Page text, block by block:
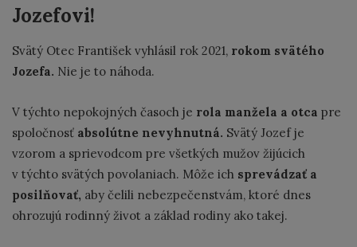
Jozefovi!
Svätý Otec František vyhlásil rok 2021, rokom svätého
Jozefa. Nie je to náhoda.
V týchto nepokojných časoch je rola manžela a otca pre
spoločnosť absolútne nevyhnutná. Svätý Jozef je
vzorom a sprievodcom pre všetkých mužov žijúcich
v týchto svätých povolaniach. Môže ich sprevádzať a
posilňovať, aby čelili nebezpečenstvám, ktoré dnes
ohrozujú rodinný život a základ rodiny ako takej.